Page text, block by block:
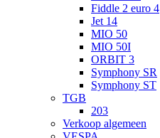
Fiddle 2 euro 4
Jet 14
MIO 50
MIO 50I
ORBIT 3
Symphony SR
Symphony ST
TGB
203
Verkoop algemeen